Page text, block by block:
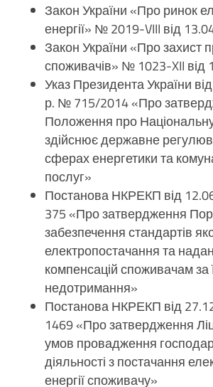
Закон України «Про ринок
енергії» № 2019-VIII від
Закон України «Про захист
споживачів» № 1023-XII від
Указ Президента України
р. № 715/2014 «Про
Положення про
здійснює державне
сферах енергетики та
послуг»
Постанова НКРЕКП від
375 «Про затвердження
забезпечення стандартів
електропостачання та
компенсацій споживачам за
недотримання»
Постанова НКРЕКП від
1469 «Про затвердження
умов провадження
діяльності з постачання
енергії споживачу»